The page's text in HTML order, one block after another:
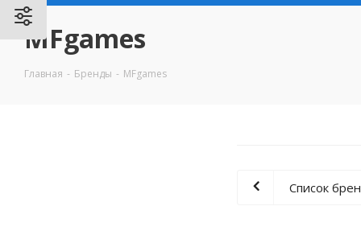
MFgames
Главная - Бренды - MFgames
Список